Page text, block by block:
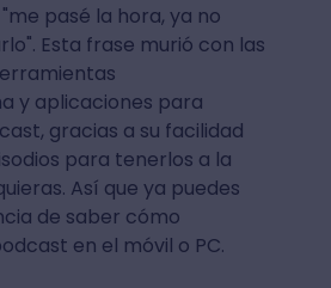
pasé la hora, ya no
Esta frase murió con las
y aplicaciones para
gracias a su facilidad
para tenerlos a la
Así que ya puedes
de saber cómo
en el móvil o PC.